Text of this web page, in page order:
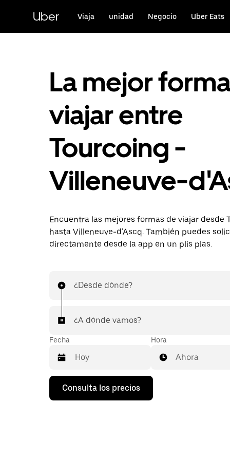
contenido
principal
Uber Viaja unidad Negocio Uber Eats
La mejor
viajar entre
Tourcoing -
Villeneuve-
Encuentra las mejores formas de viajar desde
hasta Villeneuve-d'Ascq. También puedes
directamente desde la app en un plis plas.
¿Desde dónde?
¿A dónde vamos?
Fecha
Pulsa
flecha
Hora
Ahora
Consulta los precios